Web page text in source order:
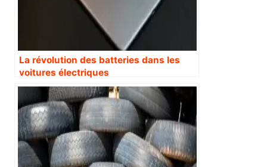
La révolution des batteries dans les
voitures électriques